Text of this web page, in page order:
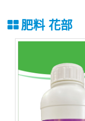
肥料 花部